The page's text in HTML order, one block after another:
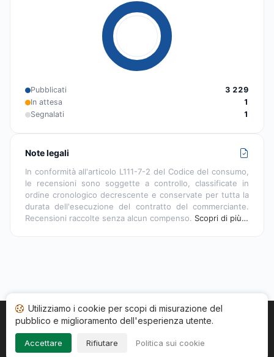
Pubblicati
3 229
In attesa
1
Segnalati
1
Note legali
In conformità all'articolo L111-7-2 del Codice del consumo,
le recensioni sono soggette a controllo, classificate in
ordine cronologico decrescente e conservate per tutta la
durata dell'esecuzione del contratto del commerciante.
Recensioni raccolte senza alcun compenso. Scopri di più…
Home Stato recensioni Categorie CGU
Copyright © 2026
Utilizziamo i cookie per scopi di misurazione del
pubblico e miglioramento dell'esperienza utente.
Accettare Rifiutare Politica sui cookie